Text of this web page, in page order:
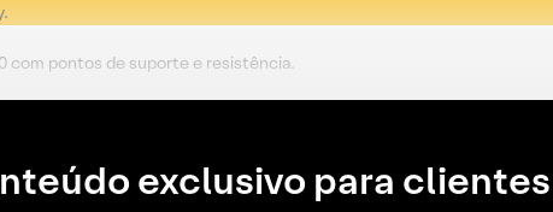
com pontos de suporte e resistência.
exclusivo para